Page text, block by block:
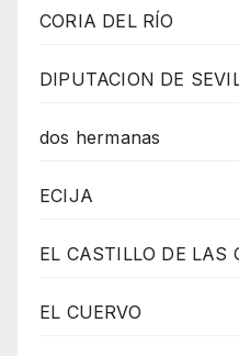
CORIA DEL RÍO
DIPUTACION DE
dos hermanas
ECIJA
EL CASTILLO DE LAS
EL CUERVO